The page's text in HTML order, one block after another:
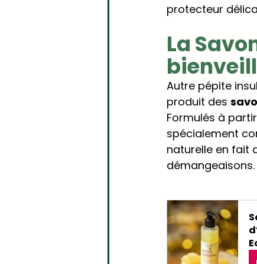
protecteur
La
Autre pépite
produit des
Formulés à partir
spécialement
naturelle en fait
démangeaisons.